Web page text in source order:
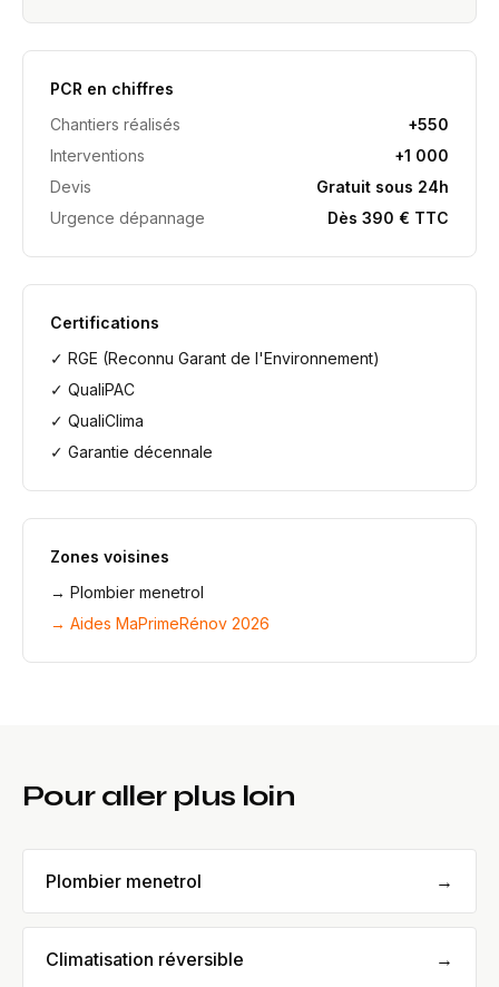
PCR en chiffres
Chantiers réalisés
+550
Interventions
+1 000
Devis
Gratuit sous 24h
Urgence dépannage
Dès 390 € TTC
Certifications
✓ RGE (Reconnu Garant de l'Environnement)
✓ QualiPAC
✓ QualiClima
✓ Garantie décennale
Zones voisines
→ Plombier menetrol
→ Aides MaPrimeRénov 2026
Pour aller plus loin
Plombier menetrol →
Climatisation réversible →